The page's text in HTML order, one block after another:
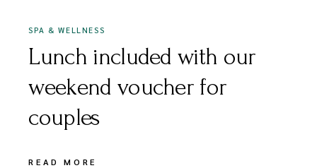
SPA & WELLNESS
Lunch included with our
weekend voucher for
couples
READ MORE